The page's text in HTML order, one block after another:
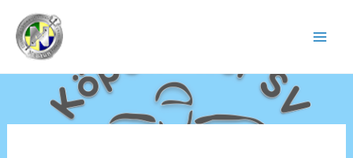
Inhalt
springen